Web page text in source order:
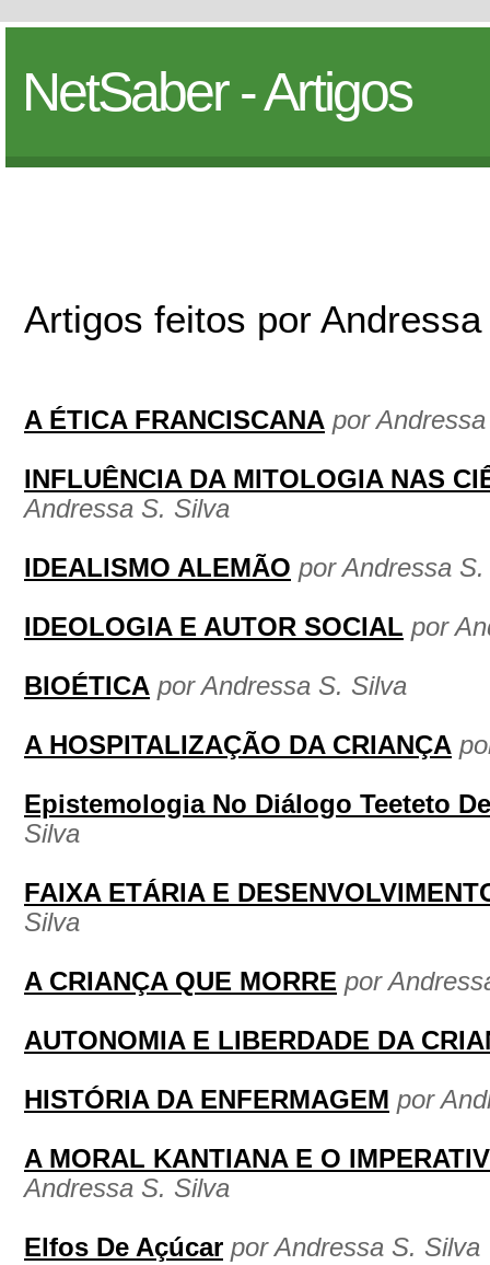
NetSaber - Artigos
Artigos feitos por
A ÉTICA FRANCISCANA por
INFLUÊNCIA DA MITOLOGIA NAS
Andressa S. Silva
IDEALISMO ALEMÃO por Andressa
IDEOLOGIA E AUTOR SOCIAL por
BIOÉTICA por Andressa S. Silva
A HOSPITALIZAÇÃO DA CRIANÇA
Epistemologia No Diálogo Teeteto
Silva
FAIXA ETÁRIA E
Silva
A CRIANÇA QUE MORRE por
AUTONOMIA E LIBERDADE DA
HISTÓRIA DA ENFERMAGEM por
A MORAL KANTIANA E O
Andressa S. Silva
Elfos De Açúcar por Andressa S. Silva